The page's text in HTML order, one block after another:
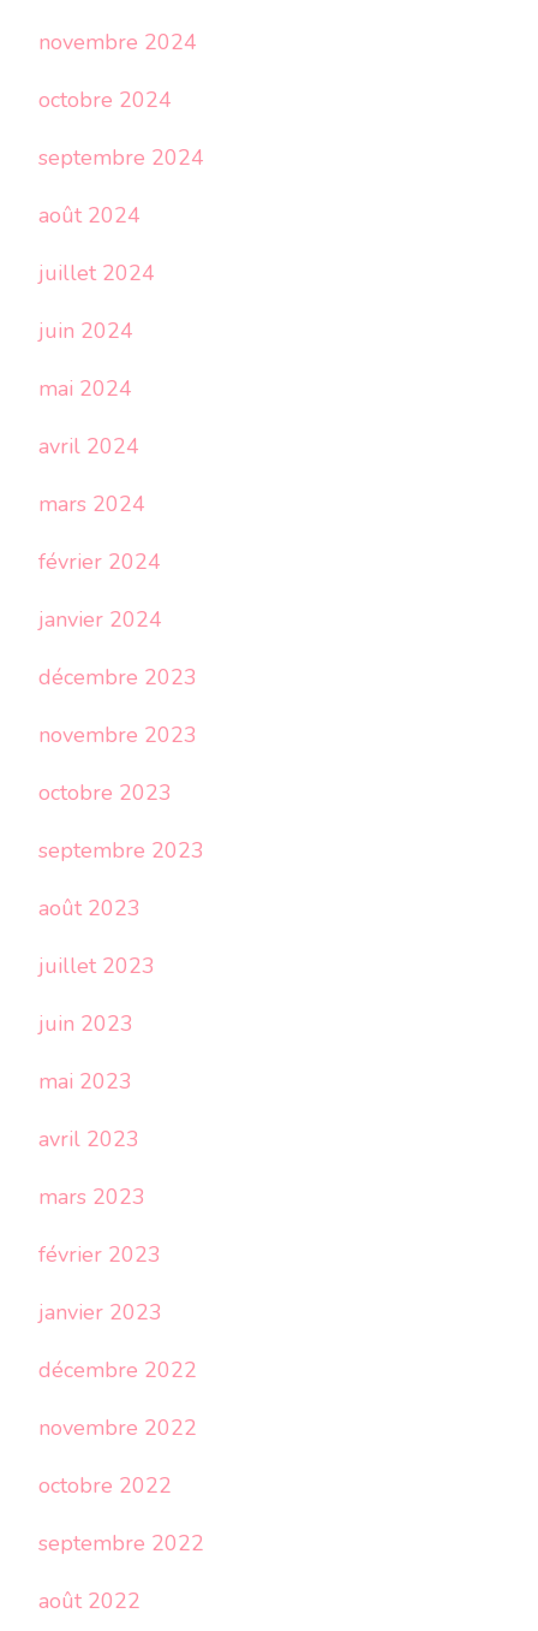
novembre 2024
octobre 2024
septembre 2024
août 2024
juillet 2024
juin 2024
mai 2024
avril 2024
mars 2024
février 2024
janvier 2024
décembre 2023
novembre 2023
octobre 2023
septembre 2023
août 2023
juillet 2023
juin 2023
mai 2023
avril 2023
mars 2023
février 2023
janvier 2023
décembre 2022
novembre 2022
octobre 2022
septembre 2022
août 2022